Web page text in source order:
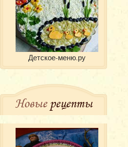
Детское-меню.ру
Новыерецепты